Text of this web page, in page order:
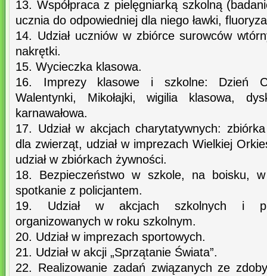
13. Współpraca z pielęgniarką szkolną
ucznia do odpowiedniej dla niego ławki,
14. Udział uczniów w zbiórce surowców
nakrętki.
15. Wycieczka klasowa.
16. Imprezy klasowe i szkolne: Dzień
Walentynki, Mikołajki, wigilia klasowa,
karnawałowa.
17. Udział w akcjach charytatywnych:
dla zwierząt, udział w imprezach Wielkiej
udział w zbiórkach żywności.
18. Bezpieczeństwo w szkole, na boisku,
spotkanie z policjantem.
19. Udział w akcjach szkolnych i
organizowanych w roku szkolnym.
20. Udział w imprezach sportowych.
21. Udział w akcji „Sprzątanie Świata”.
22. Realizowanie zadań związanych ze